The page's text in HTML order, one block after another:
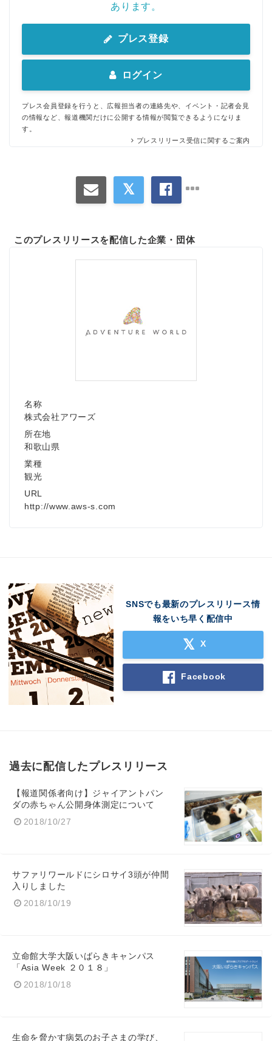
あります。
プレス登録
ログイン
プレス会員登録を行うと、広報担当者の連絡先や、イベント・記者会見
の情報など、報道機関だけに公開する情報が閲覧できるようになりま
す。
プレスリリース受信に関するご案内
このプレスリリースを配信した企業・団体
名称
株式会社アワーズ
所在地
和歌山県
業種
観光
URL
http://www.aws-s.com
SNSでも最新のプレスリリース情
報をいち早く配信中
X
Facebook
過去に配信したプレスリリース
【報道関係者向け】ジャイアントパン
ダの赤ちゃん公開身体測定について
2018/10/27
サファリワールドにシロサイ3頭が仲間
入りしました
2018/10/19
立命館大学大阪いばらきキャンパス
「Asia Week ２０１８」
2018/10/18
生命を脅かす病気のお子さまの学び、